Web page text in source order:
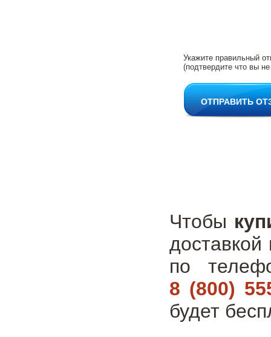
Укажите правильный
(подтвердите что вы
ОТПРАВИТЬ
Чтобы
по
8 (800)
будет